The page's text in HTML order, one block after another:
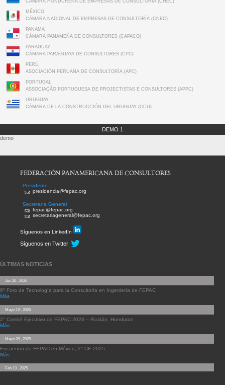
MÉXICO
CÁMARA NACIONAL DE EMPRESAS DE CONSULTORÍA (CNEC)
PANAMA
CÁMARA PANAMEÑA DE CONSULTORES (CAPACO)
PARAGUAY
CÁMARA PARAGUAYA DE CONSULTORES (CPC)
PERÚ
ASOCIACIÓN PERUANA DE CONSULTORÍA (APC)
PORTUGAL
ASSOCIAÇÃO PORTUGUESA DE PROJECTISTAS E CONSULTORES (APPC)
URUGUAY
CÁMARA DE LA CONSTRUCCIÓN DEL URUGUAY (CCU)
DEMO 1
demo
FEDERACIÓN PANAMERICANA DE CONSULTORES
Presidente
presidencia@fepac.org
Secretaría General
fepac@fepac.org
secretariageneral@fepac.org
Síguenos en LinkedIn
Síguenos en Twitter
ÚLTIMAS NOTICIAS
Jun 20 , 2026
6º Foro de Tecnología para la Consultoría en Ingeniería de FEPAC
Más
Mayo 19 , 2026
2° Comité Ejecutivo de FEPAC 2026 – Roatán, Honduras
Más
Mayo 28 , 2025
Encuentro de FEPAC en México, 2° CE 2025
Más
Feb 10 , 2025